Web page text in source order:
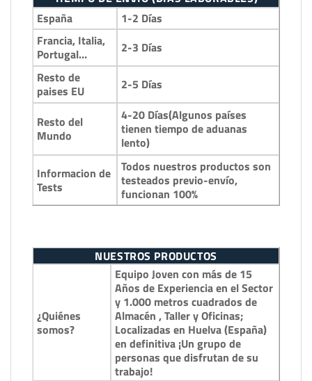
España
1-2 Días
Francia, Italia,
Portugal…
2-3 Días
Resto de
paises EU
2-5 Días
Resto del
Mundo
4-20 Días(Algunos países
tienen tiempo de aduanas
lento)
Informacion de
Tests
Todos nuestros productos son
testeados previo-envío,
funcionan 100%
NUESTROS PRODUCTOS
¿Quiénes
somos?
Equipo Joven con más de 15
Años de Experiencia en el Sector
y 1.000 metros cuadrados de
Almacén , Taller y Oficinas;
Localizadas en Huelva (España)
en definitiva ¡Un grupo de
personas que disfrutan de su
trabajo!